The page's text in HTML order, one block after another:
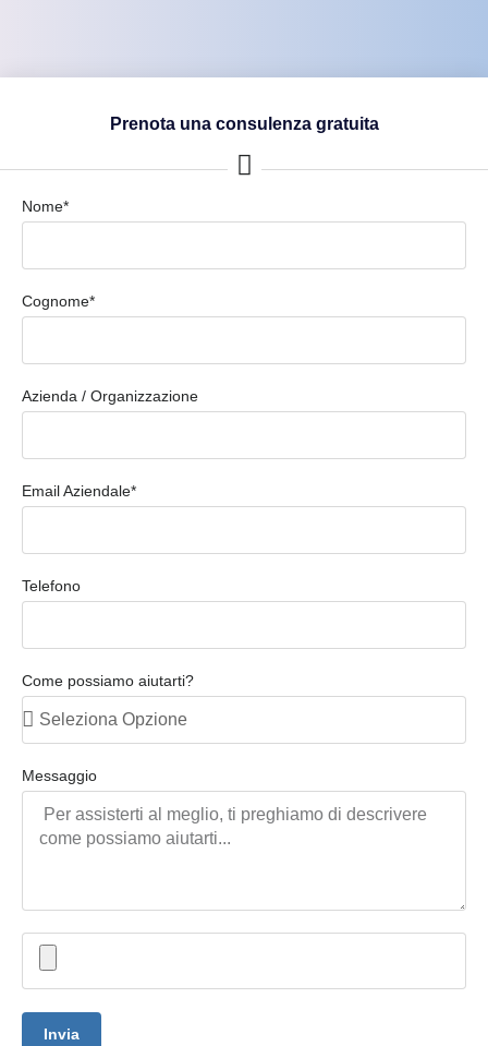
Prenota una consulenza gratuita
Nome*
Cognome*
Azienda / Organizzazione
Email Aziendale*
Telefono
Come possiamo aiutarti?
Messaggio
Invia